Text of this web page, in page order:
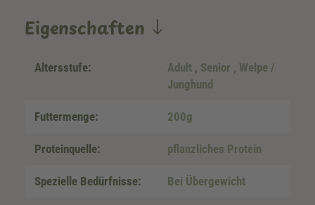
Eigenschaften
Altersstufe: Adult , Senior , Welpe /
Junghund
Futtermenge: 200g
Proteinquelle: pflanzliches Protein
Spezielle Bedürfnisse: Bei Übergewicht